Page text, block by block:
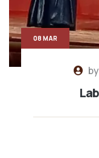
by
08 MAR